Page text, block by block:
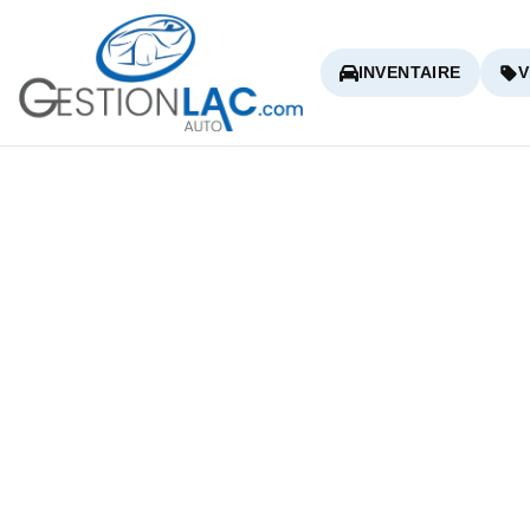
INVENTAIRE